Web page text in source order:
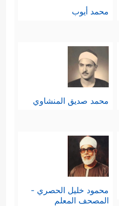
محمد أيوب
محمد صديق المنشاوي
محمود خليل الحصري -
المصحف المعلم